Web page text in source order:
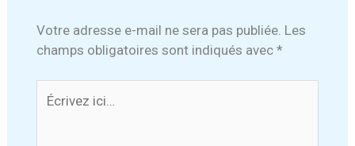
Votre adresse e-mail ne sera pas publiée. Les
champs obligatoires sont indiqués avec *
ici…